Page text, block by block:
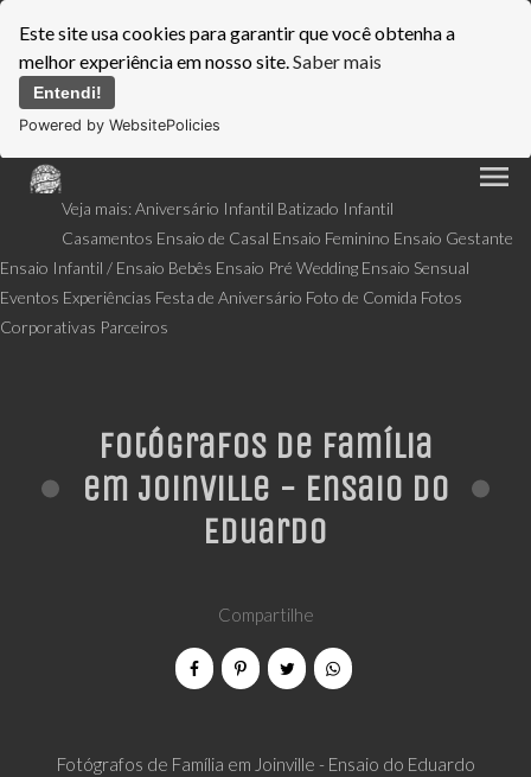
Este site usa cookies para garantir que você obtenha a
melhor experiência em nosso site.Saber mais
Entendi!
Powered by WebsitePolicies
menu
Veja mais:Aniversário Infantil Batizado Infantil
Casamentos Ensaio de Casal Ensaio Feminino Ensaio Gestante
Ensaio Infantil / Ensaio Bebês Ensaio Pré Wedding Ensaio Sensual
Eventos Experiências Festa de Aniversário Foto de Comida Fotos
Corporativas Parceiros
Fotógrafos de Família
em Joinville - Ensaio do
Eduardo
Compartilhe
Fotógrafos de Família em Joinville - Ensaio do Eduardo